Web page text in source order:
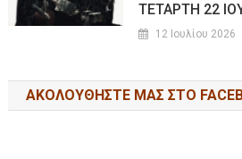
ΤΕΤΑΡΤΗ 22
12 Ιουλίου 2026
ΑΚΟΛΟΥΘΉΣΤΕ ΜΑΣ ΣΤΟ